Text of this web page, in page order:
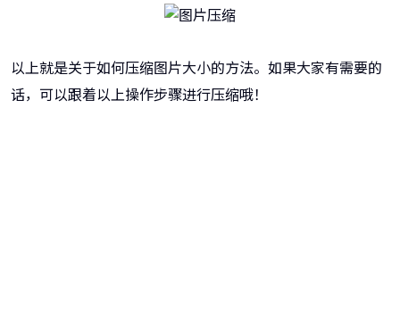
以上就是关于如何压缩图片大小的方法。如果大家有需要的
话，可以跟着以上操作步骤进行压缩哦！